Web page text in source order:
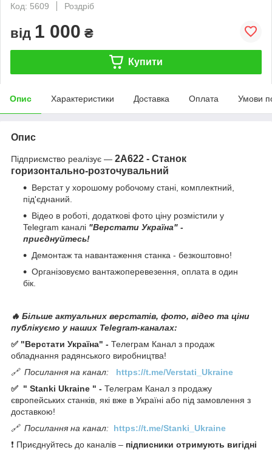
Код: 5609
Роздріб
від 1 000 ₴
Купити
Опис Характеристики Доставка Оплата Умови
Опис
Підприємство реалізує — 2А622 - Станок
горизонтально-розточувальний
Верстат у хорошому робочому стані, комплектний,
під'єднаний.
Відео в роботі, додаткові фото ціну розмістили у
Telegram каналі "Верстати Україна" -
приєднуйтесь!
Демонтаж та навантаження станка - безкоштовно!
Організовуємо вантажоперевезення, оплата в один
бік.
🔥 Більше актуальних верстатів, фото, відео та ціни
публікуємо у наших Telegram-каналах:
✅ "Верстати Україна" - Телеграм Канал з продаж
обладнання радянського виробництва!
🔗 Посилання на канал: https://t.me/Verstati_Ukraine
✅ " Stanki Ukraine " - Телеграм Канал з продажу
європейських станків, які вже в Україні або під замовлення з
доставкою!
🔗 Посилання на канал: https://t.me/Stanki_Ukraine
❗ Приєднуйтесь до каналів – підписники отримують вигідні